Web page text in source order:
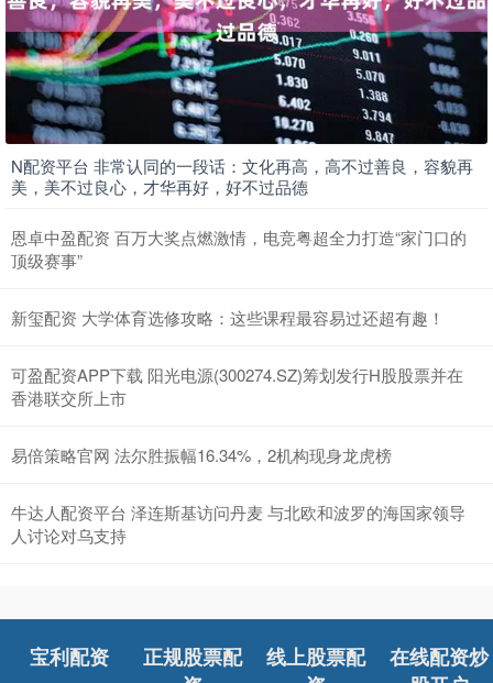
N配资平台 非常认同的一段话：文化再高，高不过善良，容貌再
美，美不过良心，才华再好，好不过品德
恩卓中盈配资 百万大奖点燃激情，电竞粤超全力打造“家门口的
顶级赛事”
新玺配资 大学体育选修攻略：这些课程最容易过还超有趣！
可盈配资APP下载 阳光电源(300274.SZ)筹划发行H股股票并在
香港联交所上市
易倍策略官网 法尔胜振幅16.34%，2机构现身龙虎榜
牛达人配资平台 泽连斯基访问丹麦 与北欧和波罗的海国家领导
人讨论对乌支持
宝利配资
正规股票配
线上股票配
在线配资炒